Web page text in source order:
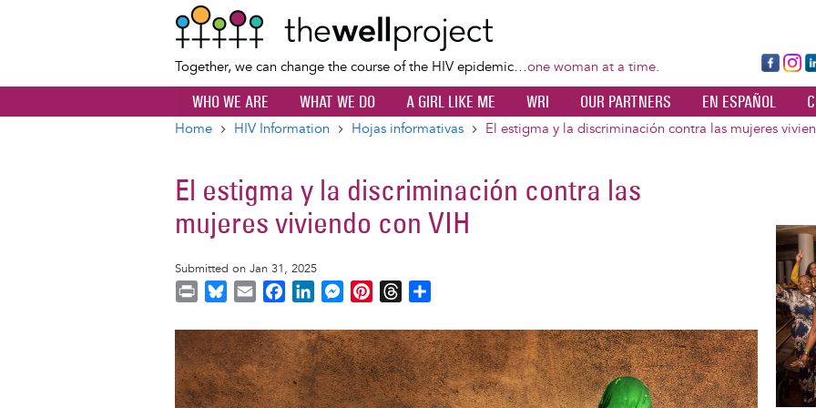
content
Together, we can change the course of the HIV epidemic…one woman at a time.
Fa
ce
bo
ok
Ins
ta
a
dI
n
WHO WE ARE WHAT WE DO A GIRL LIKE ME WRI OUR PARTNERS EN ESPAÑOL
Home HIV Information Hojas informativas El estigma y la discriminación contra las mujeres
El estigma y la discriminación contra las
mujeres viviendo con VIH
Submitted on Jan 31, 2025
i
n
t
u
e
s
k
a
i
l
c
e
b
o
n
k
e
d
M
s
s
e
n
n
t
e
r
r
e
a
d
a
r
e
Image
Image